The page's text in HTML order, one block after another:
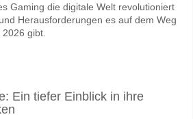
Gewinner den Spiel, mit einer
mit einem Prozentsatz von 55%.
Ergebnisprognose Boston River
Sie das Korrektes Ergebnis von
Gaming die digitale Welt revolutioniert
Herausforderungen es auf dem Weg
gibt.
Ein tiefer Einblick in ihre